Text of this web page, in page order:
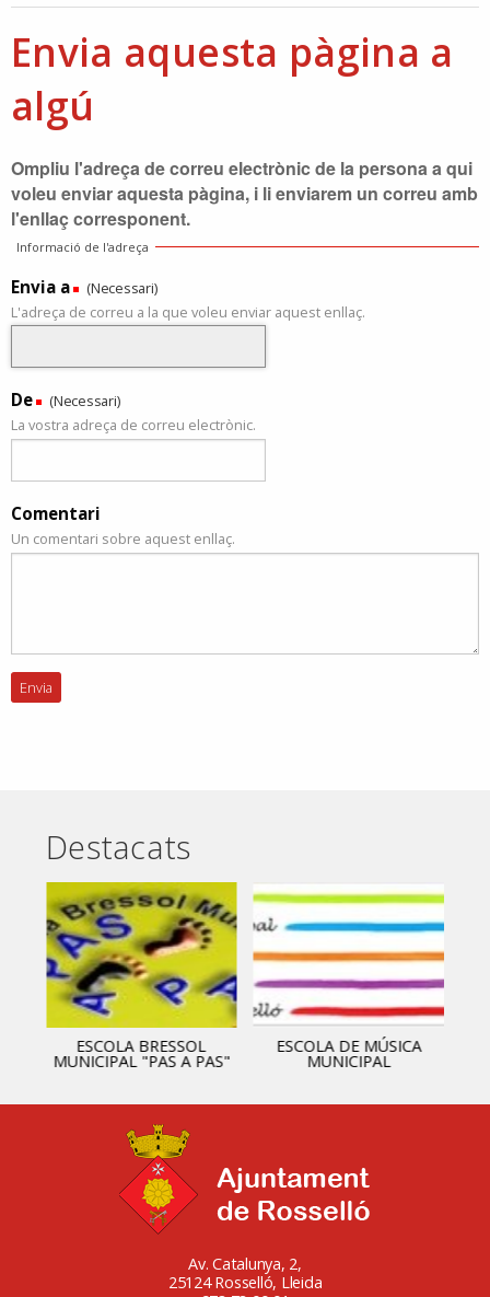
Envia aquesta pàgina a
algú
Ompliu l'adreça de correu electrònic de la persona a qui
voleu enviar aquesta pàgina, i li enviarem un correu amb
l'enllaç corresponent.
Informació de l'adreça
Envia a
(Necessari)
L'adreça de correu a la que voleu enviar aquest enllaç.
De
(Necessari)
La vostra adreça de correu electrònic.
Comentari
Un comentari sobre aquest enllaç.
Destacats
ESCOLA BRESSOL
MUNICIPAL "PAS A PAS"
ESCOLA DE MÚSICA
MUNICIPAL
Av. Catalunya, 2,
25124 Rosselló, Lleida